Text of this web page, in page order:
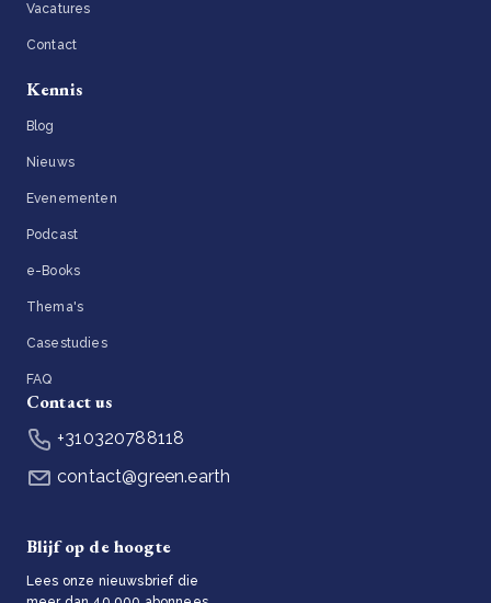
Vacatures
Contact
Kennis
Blog
Nieuws
Evenementen
Podcast
e-Books
Thema's
Casestudies
FAQ
Contact us
+310320788118
contact@green.earth
Blijf op de hoogte
Lees onze nieuwsbrief die